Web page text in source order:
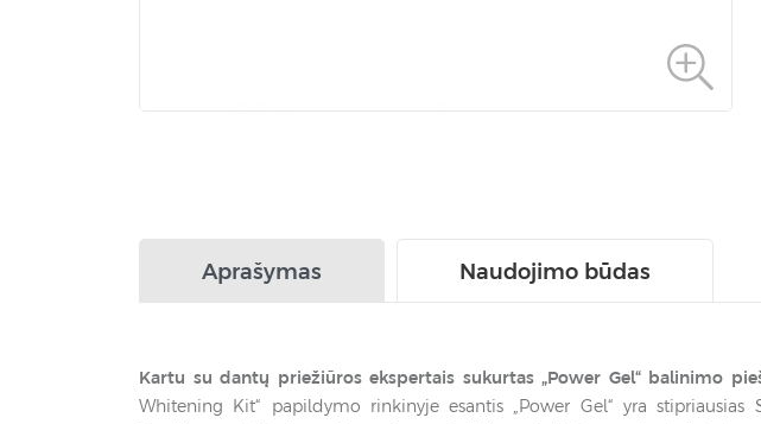
Aprašymas Naudojimo būdas
Kartu su dantų priežiūros ekspertais sukurtas „Power Gel“ balinimo
Whitening Kit“ papildymo rinkinyje esantis „Power Gel“ yra